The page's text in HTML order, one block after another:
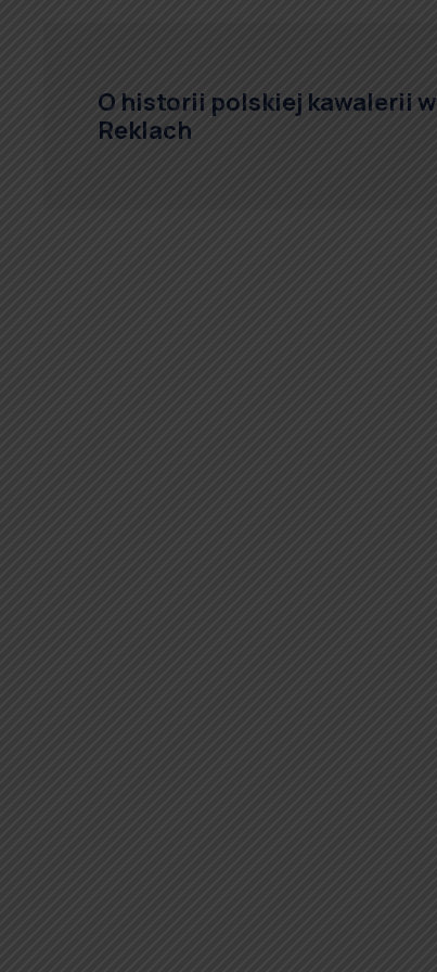
O historii polskiej kawalerii w
Reklach